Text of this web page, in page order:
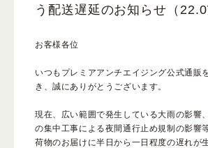
サービス
キャンペーン・特集
う配送遅延のお知らせ（
お客様各位
いつもプレミアアンチエイジング公式通販
き、誠にありがとうございます。
現在、広い範囲で発生している大雨の影響、
の集中工事による夜間通行止め規制の影響
荷物のお届けに半日から一日程度の遅れが